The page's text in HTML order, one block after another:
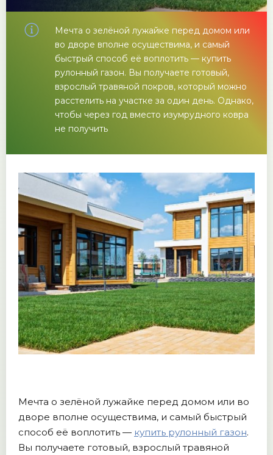
Мечта о зелёной лужайке перед домом или
во дворе вполне осуществима, и самый
быстрый способ её воплотить — купить
рулонный газон. Вы получаете готовый,
взрослый травяной покров, который можно
расстелить на участке за один день. Однако,
чтобы через год вместо изумрудного ковра
не получить
Мечта о зелёной лужайке перед домом или во
дворе вполне осуществима, и самый быстрый
способ её воплотить — купить рулонный газон.
Вы получаете готовый, взрослый травяной